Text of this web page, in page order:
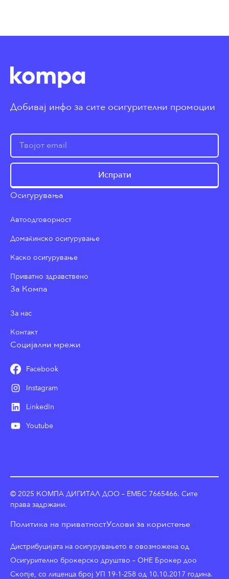
Добивај инфо за сите осигурителни промоции
Испрати
Осигурувања
Автоодговорност
Домаќинско осигурување
Каско осигурување
Приватно здравствено
За Компа
За нас
Контакт
Социјални мрежи
Facebook
Instagram
LinkedIn
Youtube
© 2025 КОМПА ДИГИТАЛ ДОО – ЕМБС 7665466. Сите
права задржани.
Политика на приватностУслови за користење
Дистрибуцијата на осигурувањето е овозможена од
Осигурително брокерско друштво – ОНЕ Брокер доо
Скопје, со лиценца број УП 19-1-258 од 10.10.2017 година.